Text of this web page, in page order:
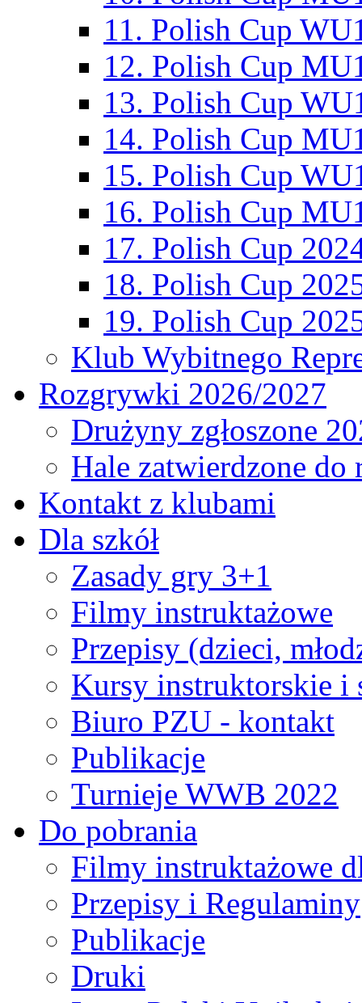
11. Polish Cup
12. Polish Cup
13. Polish Cup
14. Polish Cup
15. Polish Cup
16. Polish Cup
17. Polish Cup
18. Polish Cup
19. Polish Cup
Klub Wybitnego
Rozgrywki 2026/2027
Drużyny zgłoszone
Hale zatwierdzone
Kontakt z klubami
Dla szkół
Zasady gry 3+1
Filmy instruktażowe
Przepisy (dzieci,
Kursy instruktorskie i
Biuro PZU - kontakt
Publikacje
Turnieje WWB 2022
Do pobrania
Filmy instruktażowe
Przepisy i Regulaminy
Publikacje
Druki